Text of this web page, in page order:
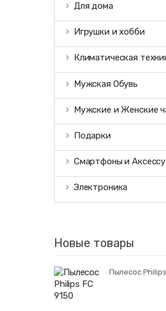
Для дома
Игрушки и хобби
Климатическая
Мужская Обувь
Мужские и Женские
Подарки
Смартфоны и
Электроника
Новые товары
Пылесос Philips